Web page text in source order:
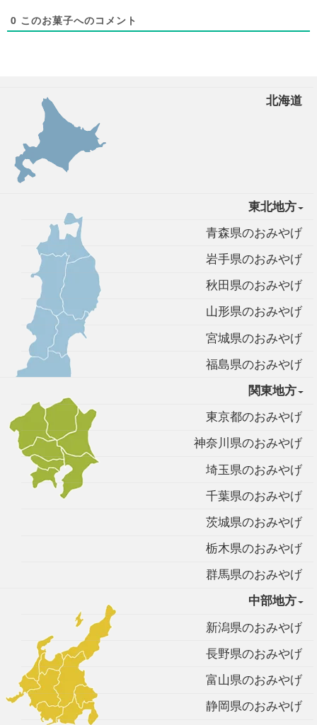
北海道
東北地方
青森県のおみやげ
岩手県のおみやげ
秋田県のおみやげ
山形県のおみやげ
宮城県のおみやげ
福島県のおみやげ
関東地方
東京都のおみやげ
神奈川県のおみやげ
埼玉県のおみやげ
千葉県のおみやげ
茨城県のおみやげ
栃木県のおみやげ
群馬県のおみやげ
中部地方
新潟県のおみやげ
長野県のおみやげ
富山県のおみやげ
静岡県のおみやげ
0 このお菓子へのコメント